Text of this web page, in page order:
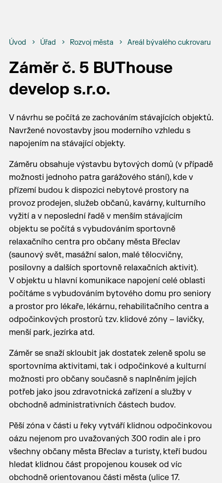
Úvod Úřad Rozvoj města Areál bývalého cukrovaru
Záměr č. 5 BUThouse
develop s.r.o.
V návrhu se počítá ze zachováním stávajících objektů.
Navržené novostavby jsou moderního vzhledu s
napojením na stávající objekty.
Záměru obsahuje výstavbu bytových domů (v případě
možnosti jednoho patra garážového stání), kde v
přízemí budou k dispozici nebytové prostory na
provoz prodejen, služeb občanů, kavárny, kulturního
vyžití a v neposlední řadě v menším stávajícím
objektu se počítá s vybudováním sportovně
relaxačního centra pro občany města Břeclav
(saunový svět, masážní salon, malé tělocvičny,
posilovny a dalších sportovně relaxačních aktivit).
V objektu u hlavní komunikace napojení celé oblasti
počítáme s vybudováním bytového domu pro seniory
a prostor pro lékaře, lékárnu, rehabilitačního centra a
odpočinkových prostorů tzv. klidové zóny – lavičky,
menší park, jezírka atd.
Záměr se snaží skloubit jak dostatek zeleně spolu se
sportovníma aktivitami, tak i odpočinkové a kulturní
možnosti pro občany současně s naplněním jejích
potřeb jako jsou zdravotnická zařízení a služby v
obchodně administrativních částech budov.
Pěší zóna v části u řeky vytváří klidnou odpočinkovou
oázu nejenom pro uvažovaných 300 rodin ale i pro
všechny občany města Břeclav a turisty, kteří budou
hledat klidnou část propojenou kousek od víc
obchodně orientovanou části města (ulice 17.